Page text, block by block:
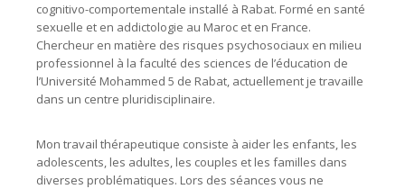
cognitivo-comportementale installé à Rabat. Formé en santé
sexuelle et en addictologie au Maroc et en France.
Chercheur en matière des risques psychosociaux en milieu
professionnel à la faculté des sciences de l’éducation de
l’Université Mohammed 5 de Rabat, actuellement je travaille
dans un centre pluridisciplinaire.
Mon travail thérapeutique consiste à aider les enfants, les
adolescents, les adultes, les couples et les familles dans
diverses problématiques. Lors des séances vous ne